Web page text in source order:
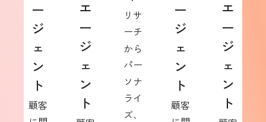
ー
ジ
ェ
ン
ト
顧客
エ
ー
ジ
ェ
ン
ト
リサ
ーチ
から
パー
ソナ
ライ
ズ、
ー
ジ
ェ
ン
ト
顧客
エ
ー
ジ
ェ
ン
ト